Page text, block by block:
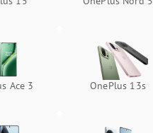
Ace 3 OnePlus 13s